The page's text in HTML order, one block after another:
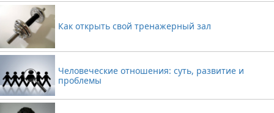
Как открыть свой тренажерный зал
Человеческие отношения: суть, развитие и
проблемы